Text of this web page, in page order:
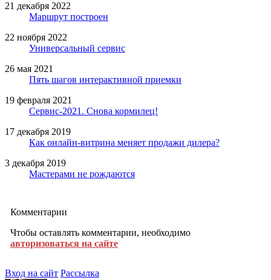
21 декабря 2022
Маршрут построен
22 ноября 2022
Универсальный сервис
26 мая 2021
Пять шагов интерактивной приемки
19 февраля 2021
Сервис-2021. Снова кормилец!
17 декабря 2019
Как онлайн-витрина меняет продажи дилера?
3 декабря 2019
Мастерами не рождаются
Комментарии
Чтобы оставлять комментарии, необходимо
авторизоваться на сайте
Вход на сайт Рассылка